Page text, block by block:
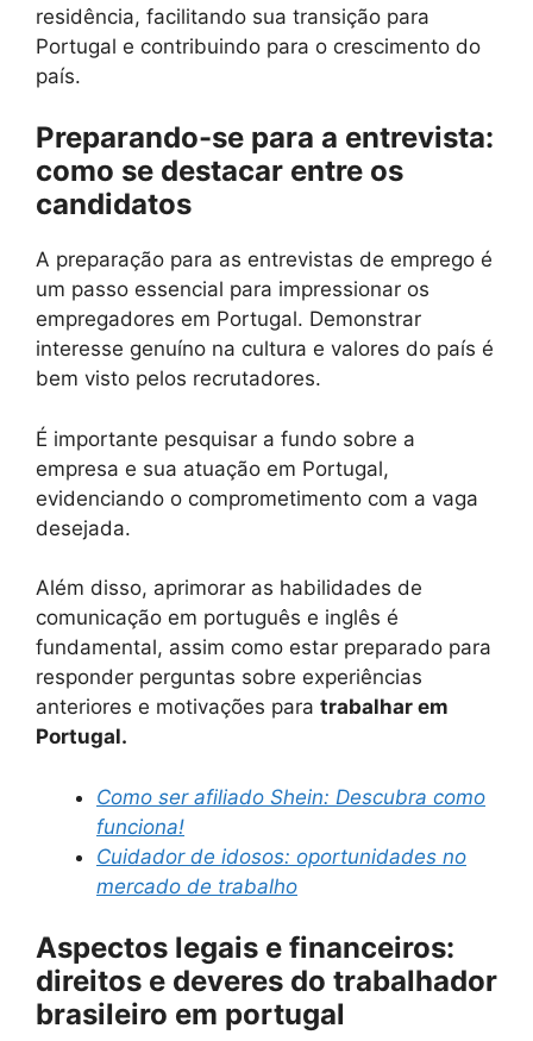
residência, facilitando sua transição para
Portugal e contribuindo para o crescimento do
país.
Preparando-se para a entrevista:
como se destacar entre os
candidatos
A preparação para as entrevistas de emprego é
um passo essencial para impressionar os
empregadores em Portugal. Demonstrar
interesse genuíno na cultura e valores do país é
bem visto pelos recrutadores.
É importante pesquisar a fundo sobre a
empresa e sua atuação em Portugal,
evidenciando o comprometimento com a vaga
desejada.
Além disso, aprimorar as habilidades de
comunicação em português e inglês é
fundamental, assim como estar preparado para
responder perguntas sobre experiências
anteriores e motivações para trabalhar em
Portugal.
Como ser afiliado Shein: Descubra como
funciona!
Cuidador de idosos: oportunidades no
mercado de trabalho
Aspectos legais e financeiros:
direitos e deveres do trabalhador
brasileiro em portugal